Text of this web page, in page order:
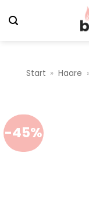
Inhalt
Start » Haare
-45%